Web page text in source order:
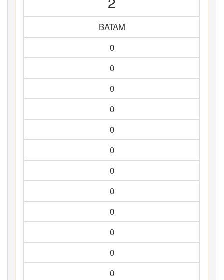
BATAM
0
0
0
0
0
0
0
0
0
0
0
0